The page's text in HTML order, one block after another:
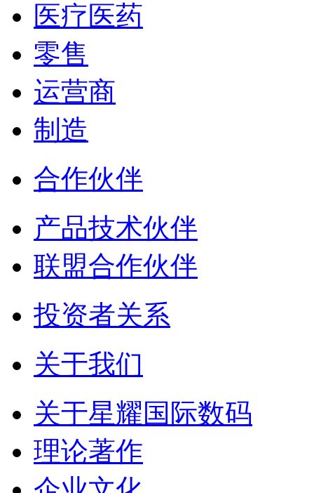
医疗医药
零售
运营商
制造
合作伙伴
产品技术伙伴
联盟合作伙伴
投资者关系
关于我们
关于星耀国际数码
理论著作